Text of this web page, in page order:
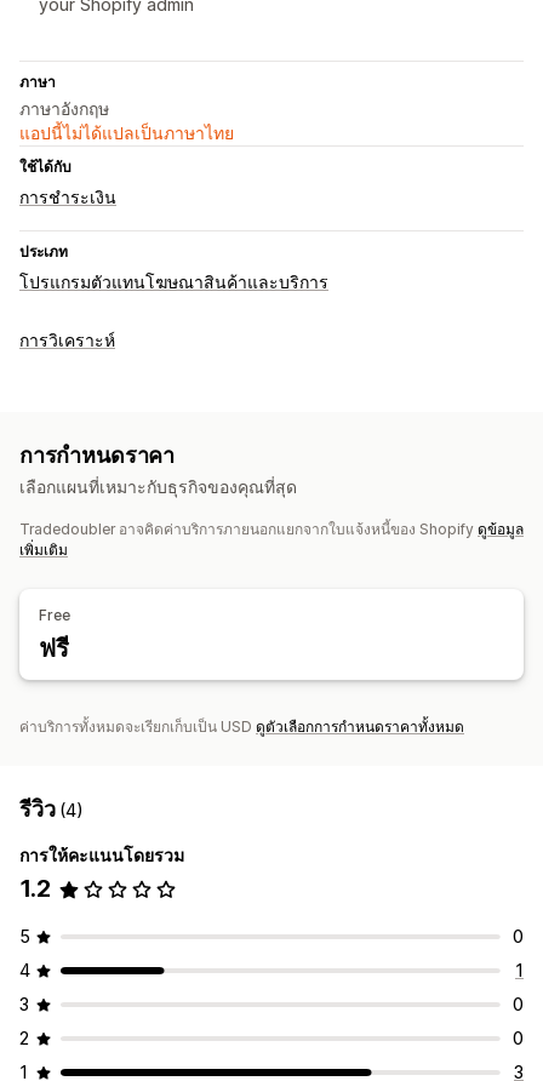
your Shopify admin
ภาษา
ภาษาอังกฤษ
แอปนี้ไม่ได้แปลเป็นภาษาไทย
ใช้ได้กับ
การชำระเงิน
ประเภท
โปรแกรมตัวแทนโฆษณาสินค้าและบริการ
การวิเคราะห์
การกำหนดราคา
เลือกแผนที่เหมาะกับธุรกิจของคุณที่สุด
Tradedoubler อาจคิดค่าบริการภายนอกแยกจากใบแจ้งหนี้ของ Shopify ดูข้อมูล
เพิ่มเติม
Free
ฟรี
ค่าบริการทั้งหมดจะเรียกเก็บเป็น USD ดูตัวเลือกการกำหนดราคาทั้งหมด
รีวิว (4)
การให้คะแนนโดยรวม
1.2
5
0
4
1
3
0
2
0
1
3